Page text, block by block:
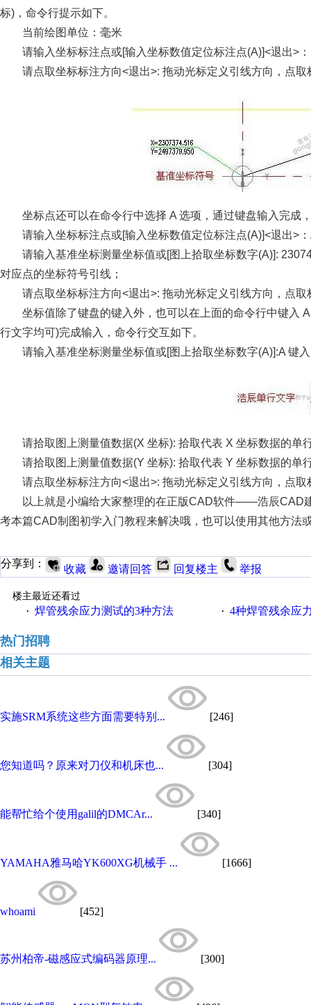
标)，命令行提示如下。
当前绘图单位：毫米
请输入坐标标注点或[输入坐标数值定位标注点(A)]<退出>
请点取坐标标注方向<退出>: 拖动光标定义引线方向，点取
坐标点还可以在命令行中选择 A 选项，通过键盘输入完成
请输入坐标标注点或[输入坐标数值定位标注点(A)]<退出>
请输入基准坐标测量坐标值或[图上拾取坐标数字(A)]:
对应点的坐标符号引线；
请点取坐标标注方向<退出>: 拖动光标定义引线方向，点
坐标值除了键盘的键入外，也可以在上面的命令行中键入
行文字均可)完成输入，命令行交互如下。
请输入基准坐标测量坐标值或[图上拾取坐标数字(A)]:A 键
请拾取图上测量值数据(X 坐标): 拾取代表 X 坐标数据的单
请拾取图上测量值数据(Y 坐标): 拾取代表 Y 坐标数据的单
请点取坐标标注方向<退出>: 拖动光标定义引线方向，点
以上就是小编给大家整理的在正版CAD软件——浩辰CAD
考本篇CAD制图初学入门教程来解决哦，也可以使用其他方法
分享到： 收藏 邀请回答 回复楼主 举报
楼主最近还看过
· 焊管残余应力测试的3种方法 · 4种焊管残余应
热门招聘
相关主题
实施SRM系统这些方面需要特别... [246]
您知道吗？原来对刀仪和机床也... [304]
能帮忙给个使用galil的DMCAr... [340]
YAMAHA雅马哈YK600XG机械手 ... [1666]
whoami [452]
苏州柏帝-磁感应式编码器原理... [300]